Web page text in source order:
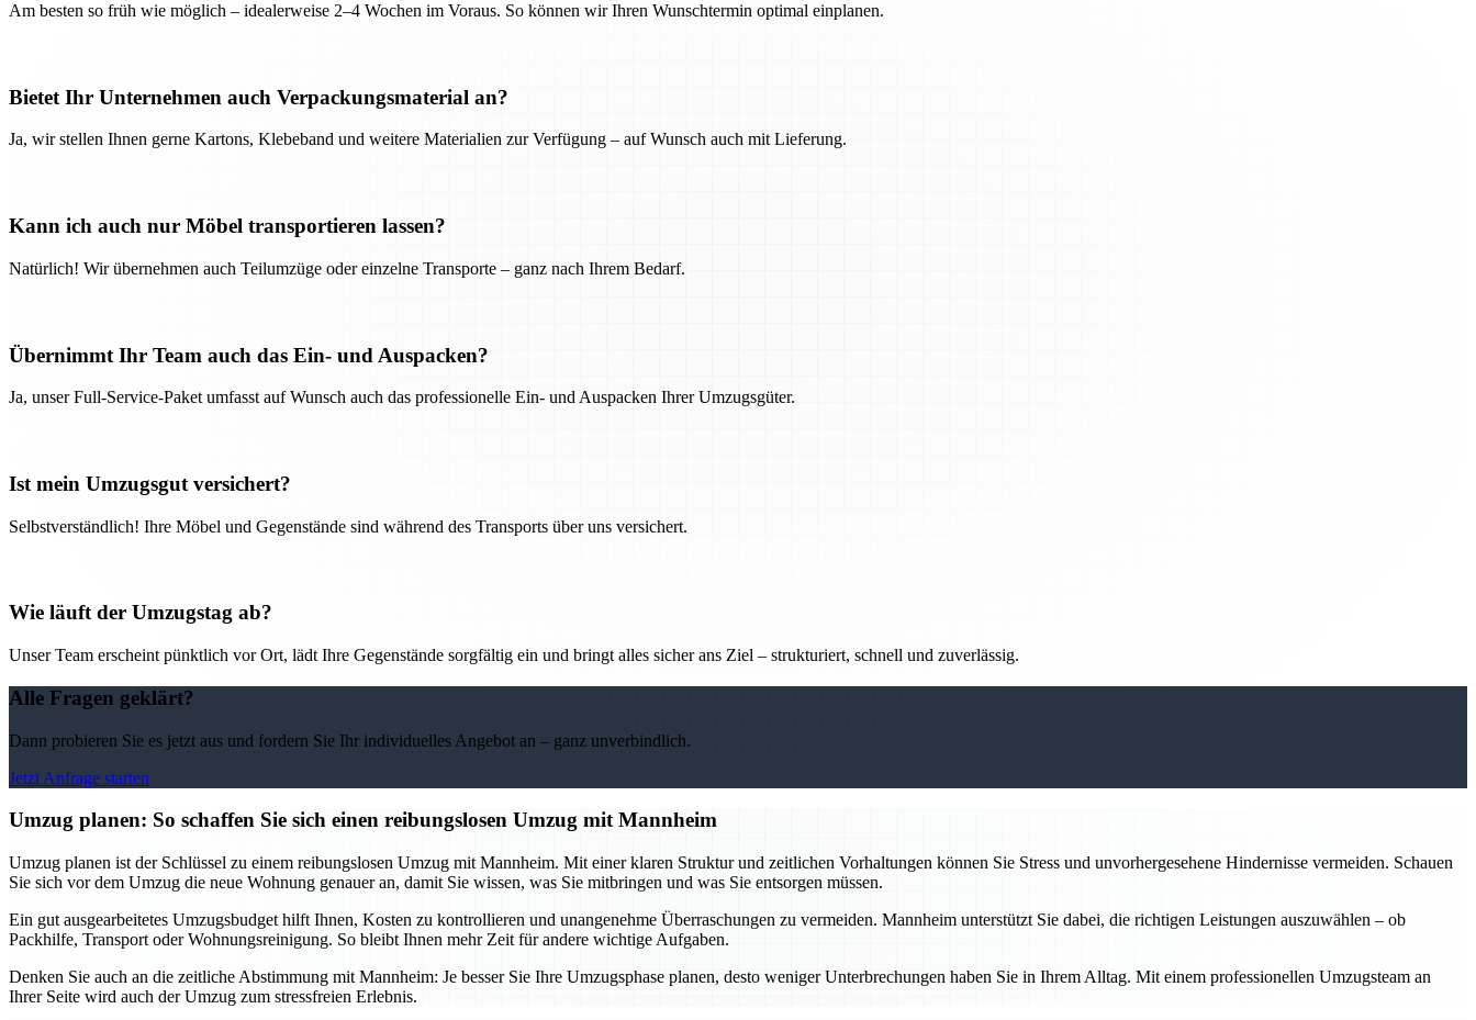
Am besten so früh wie möglich – idealerweise 2–4 Wochen im Voraus. So können wir Ihren Wunschtermin optimal einplanen.
Bietet Ihr Unternehmen auch Verpackungsmaterial an?
Ja, wir stellen Ihnen gerne Kartons, Klebeband und weitere Materialien zur Verfügung – auf Wunsch auch mit Lieferung.
Kann ich auch nur Möbel transportieren lassen?
Natürlich! Wir übernehmen auch Teilumzüge oder einzelne Transporte – ganz nach Ihrem Bedarf.
Übernimmt Ihr Team auch das Ein- und Auspacken?
Ja, unser Full-Service-Paket umfasst auf Wunsch auch das professionelle Ein- und Auspacken Ihrer Umzugsgüter.
Ist mein Umzugsgut versichert?
Selbstverständlich! Ihre Möbel und Gegenstände sind während des Transports über uns versichert.
Wie läuft der Umzugstag ab?
Unser Team erscheint pünktlich vor Ort, lädt Ihre Gegenstände sorgfältig ein und bringt alles sicher ans Ziel – strukturiert, schnell und zuverlässig.
Alle Fragen geklärt?
Dann probieren Sie es jetzt aus und fordern Sie Ihr individuelles Angebot an – ganz unverbindlich.
Jetzt Anfrage starten
Umzug planen: So schaffen Sie sich einen reibungslosen Umzug mit Mannheim
Umzug planen ist der Schlüssel zu einem reibungslosen Umzug mit Mannheim. Mit einer klaren Struktur und zeitlichen Vorhaltungen können Sie Stress und unvorhergesehene Hindernisse vermeiden. Schauen
Sie sich vor dem Umzug die neue Wohnung genauer an, damit Sie wissen, was Sie mitbringen und was Sie entsorgen müssen.
Ein gut ausgearbeitetes Umzugsbudget hilft Ihnen, Kosten zu kontrollieren und unangenehme Überraschungen zu vermeiden. Mannheim unterstützt Sie dabei, die richtigen Leistungen auszuwählen – ob
Packhilfe, Transport oder Wohnungsreinigung. So bleibt Ihnen mehr Zeit für andere wichtige Aufgaben.
Denken Sie auch an die zeitliche Abstimmung mit Mannheim: Je besser Sie Ihre Umzugsphase planen, desto weniger Unterbrechungen haben Sie in Ihrem Alltag. Mit einem professionellen Umzugsteam an
Ihrer Seite wird auch der Umzug zum stressfreien Erlebnis.